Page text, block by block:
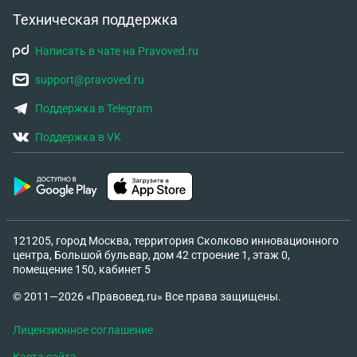
разобраться. С уважением, Игорь.
Техническая поддержка
Написать в чате на Pravoved.ru
support@pravoved.ru
Поддержка в Telegram
Поддержка в VK
121205, город Москва, территория Сколково инновационного
центра, Большой бульвар, дом 42 строение 1, этаж 0,
помещение 150, кабинет 5
© 2011—2026 «Правовед.ru» Все права защищены.
Лицензионное соглашение